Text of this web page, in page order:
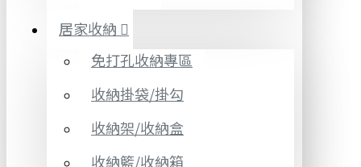
居家收納
免打孔收納專區
收納掛袋/掛勾
收納架/收納盒
收納籃/收納箱